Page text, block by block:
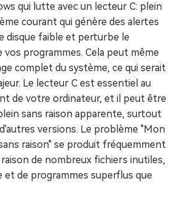
qui lutte avec un lecteur C: plein
courant qui génère des alertes
disque faible et perturbe le
programmes. Cela peut même
complet du système, ce qui serait
Le lecteur C est essentiel au
de votre ordinateur, et il peut être
sans raison apparente, surtout
versions. Le problème "Mon
raison" se produit fréquemment
de nombreux fichiers inutiles,
et de programmes superflus que